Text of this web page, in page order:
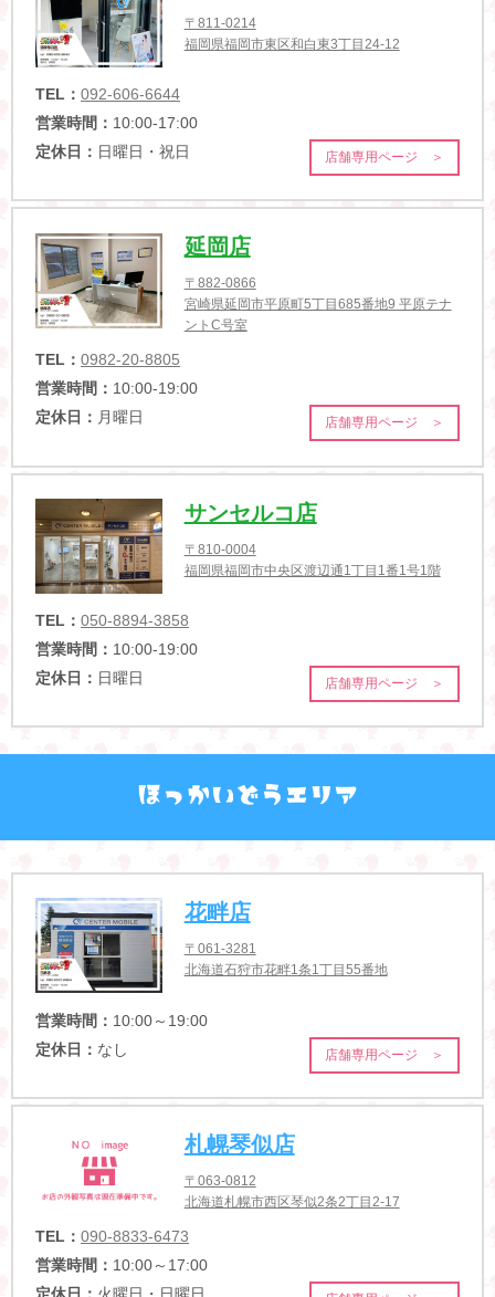
〒811-0214
福岡県福岡市東区和白東3丁目24-12
TEL： 092-606-6644
営業時間： 10:00-17:00
定休日： 日曜日・祝日 店舗専用ページ ＞
延岡店
〒882-0866
宮崎県延岡市平原町5丁目685番地9 平原テナ
ントC号室
TEL： 0982-20-8805
営業時間： 10:00-19:00
定休日： 月曜日 店舗専用ページ ＞
サンセルコ店
〒810-0004
福岡県福岡市中央区渡辺通1丁目1番1号1階
TEL： 050-8894-3858
営業時間： 10:00-19:00
定休日： 日曜日 店舗専用ページ ＞
花畔店
〒061-3281
北海道石狩市花畔1条1丁目55番地
営業時間： 10:00～19:00
定休日： なし 店舗専用ページ ＞
札幌琴似店
〒063-0812
北海道札幌市西区琴似2条2丁目2-17
TEL： 090-8833-6473
営業時間： 10:00～17:00
定休日： 火曜日・日曜日